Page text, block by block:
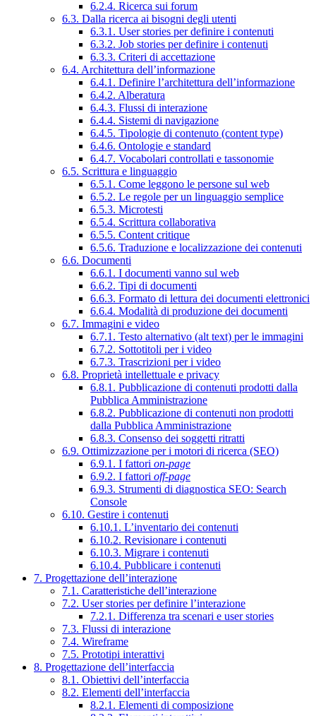
6.2.4. Ricerca sui forum
6.3. Dalla ricerca ai bisogni degli utenti
6.3.1. User stories per definire i contenuti
6.3.2. Job stories per definire i contenuti
6.3.3. Criteri di accettazione
6.4. Architettura dell’informazione
6.4.1. Definire l’architettura dell’informazione
6.4.2. Alberatura
6.4.3. Flussi di interazione
6.4.4. Sistemi di navigazione
6.4.5. Tipologie di contenuto (content type)
6.4.6. Ontologie e standard
6.4.7. Vocabolari controllati e tassonomie
6.5. Scrittura e linguaggio
6.5.1. Come leggono le persone sul web
6.5.2. Le regole per un linguaggio semplice
6.5.3. Microtesti
6.5.4. Scrittura collaborativa
6.5.5. Content critique
6.5.6. Traduzione e localizzazione dei contenuti
6.6. Documenti
6.6.1. I documenti vanno sul web
6.6.2. Tipi di documenti
6.6.3. Formato di lettura dei documenti elettronici
6.6.4. Modalità di produzione dei documenti
6.7. Immagini e video
6.7.1. Testo alternativo (alt text) per le immagini
6.7.2. Sottotitoli per i video
6.7.3. Trascrizioni per i video
6.8. Proprietà intellettuale e privacy
6.8.1. Pubblicazione di contenuti prodotti dalla
Pubblica Amministrazione
6.8.2. Pubblicazione di contenuti non prodotti
dalla Pubblica Amministrazione
6.8.3. Consenso dei soggetti ritratti
6.9. Ottimizzazione per i motori di ricerca (SEO)
6.9.1. I fattori on-page
6.9.2. I fattori off-page
6.9.3. Strumenti di diagnostica SEO: Search
Console
6.10. Gestire i contenuti
6.10.1. L’inventario dei contenuti
6.10.2. Revisionare i contenuti
6.10.3. Migrare i contenuti
6.10.4. Pubblicare i contenuti
7. Progettazione dell’interazione
7.1. Caratteristiche dell’interazione
7.2. User stories per definire l’interazione
7.2.1. Differenza tra scenari e user stories
7.3. Flussi di interazione
7.4. Wireframe
7.5. Prototipi interattivi
8. Progettazione dell’interfaccia
8.1. Obiettivi dell’interfaccia
8.2. Elementi dell’interfaccia
8.2.1. Elementi di composizione